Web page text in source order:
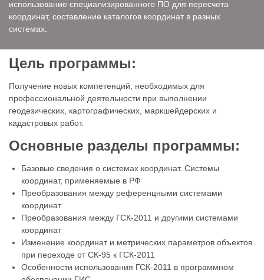
использование специализированного ПО для пересчета
координат, составление каталогов координат в разных
системах.
Цель программы:
Получение новых компетенций, необходимых для
профессиональной деятельности при выполнении
геодезических, картографических, маркшейдерских и
кадастровых работ.
Основные разделы программы:
Базовые сведения о системах координат. Системы
координат, применяемые в РФ
Преобразования между референцными системами
координат
Преобразования между ГСК-2011 и другими системами
координат
Изменение координат и метрических параметров объектов
при переходе от СК-95 к ГСК-2011
Особенности использования ГСК-2011 в программном